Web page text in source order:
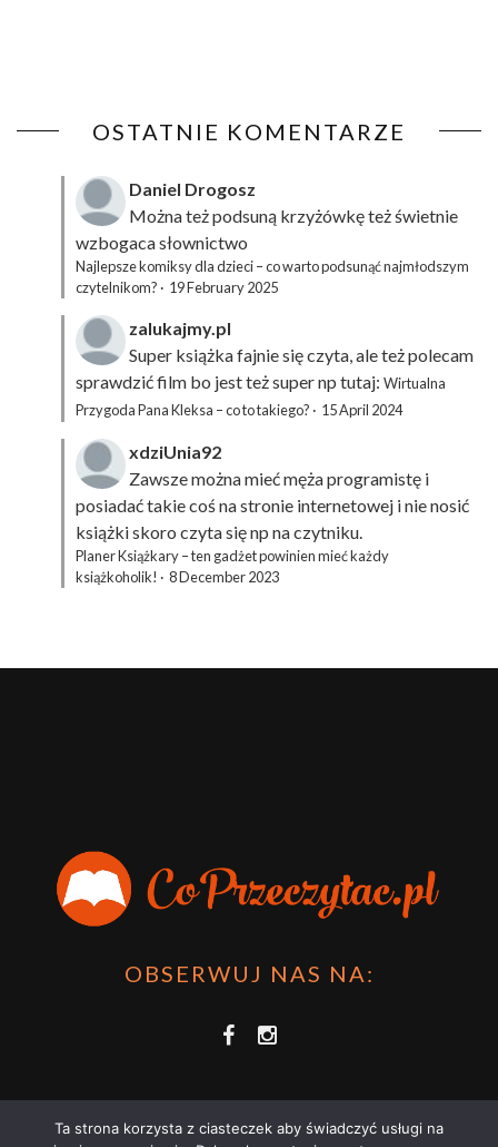
OSTATNIE KOMENTARZE
Daniel Drogosz
Można też podsuną krzyżówkęteż świetnie
wzbogaca słownictwo
Najlepsze komiksy dla dzieci – co warto podsunąć najmłodszym
czytelnikom? · 19 February 2025
zalukajmy.pl
Super książka fajnie się czyta, ale też polecam
sprawdzić film bo jest też super np tutaj: Wirtualna
Przygoda Pana Kleksa – co to takiego? · 15 April 2024
xdziUnia92
Zawsze można mieć męża programistę i
posiadać takie coś na stronie internetowej i nie nosić
książki skoro czyta się np na czytniku.
Planer Książkary – ten gadżet powinien mieć każdy
książkoholik! · 8 December 2023
OBSERWUJ NAS NA:
Ta strona korzysta z ciasteczek aby świadczyć usługi na